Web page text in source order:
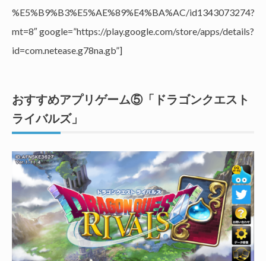
%E5%B9%B3%E5%AE%89%E4%BA%AC/id1343073274?
mt=8″ google=”https://play.google.com/store/apps/details?
id=com.netease.g78na.gb”]
おすすめアプリゲーム⑤「ドラゴンクエスト
ライバルズ」